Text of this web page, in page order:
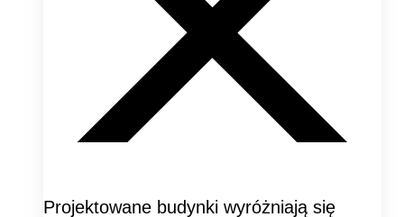
Projektowane budynki wyróżniają się